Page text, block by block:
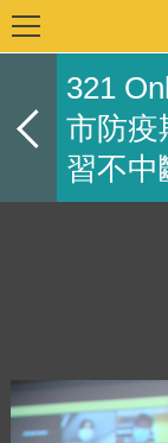
321
市防疫
習不中